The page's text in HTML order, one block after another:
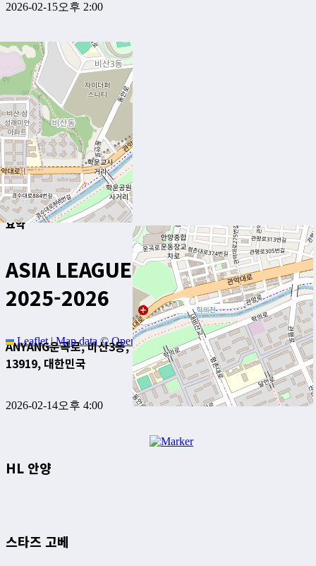
Leaflet |Map data ©OpenStreetMap contributors
2026-02-15오후 2:00
HL 안양
스타즈 고베
3- 2
Final Score
요약
ASIA LEAGUE ICE HOCKEY
2025-2026
ANYANG운곡로, 비산3동, 비산동, 동안구, 안양시, 경기도,
13919, 대한민국
2026-02-14오후 4:00
HL 안양
스타즈 고베